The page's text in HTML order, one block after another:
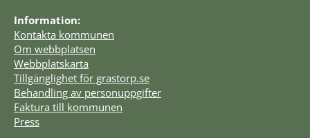
Information:
Kontakta kommunen
Om webbplatsen
Webbplatskarta
Tillgänglighet för grastorp.se
Behandling av personuppgifter
Faktura till kommunen
Press